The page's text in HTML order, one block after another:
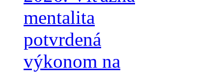
mentalita
potvrdená
výkonom na